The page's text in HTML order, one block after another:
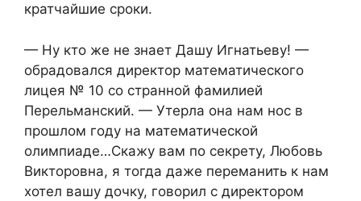
кратчайшие сроки.
— Ну кто же не знает Дашу Игнатьеву! —
обрадовался директор математического
лицея № 10 со странной фамилией
Перельманский. — Утерла она нам нос в
прошлом году на математической
олимпиаде…Скажу вам по секрету, Любовь
Викторовна, я тогда даже переманить к нам
хотел вашу дочку, говорил с директором